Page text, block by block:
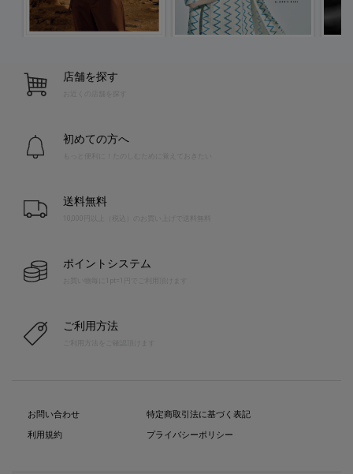
店舗を探す
お近くの店舗を探す
初めての方へ
送料無料
10,000円以上（税込）のお買い上げで送料無料
ポイントシステム
お買い物毎に1pt=1円でご利用頂けます
ご利用方法
お問い合わせ
利用規約
特定商取引法に基づく表記
プライバシーポリシー